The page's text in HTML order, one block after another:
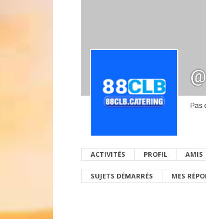
Pas
ACTIVITÉS PROFIL AMIS
SUJETS DÉMARRÉS MES